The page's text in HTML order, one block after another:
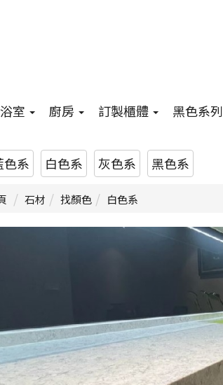
浴室 廚房 訂製櫃體 黑色系列
色系 白色系 灰色系 黑色系
石材 找顏色 白色系